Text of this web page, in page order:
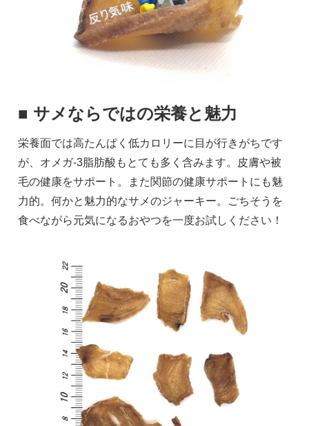
■ サメならではの栄養と魅力
栄養面では高たんぱく低カロリーに目が行きがちです
が、オメガ-3脂肪酸もとても多く含みます。皮膚や被
毛の健康をサポート。また関節の健康サポートにも魅
力的。何かと魅力的なサメのジャーキー。ごちそうを
食べながら元気になるおやつを一度お試しください！